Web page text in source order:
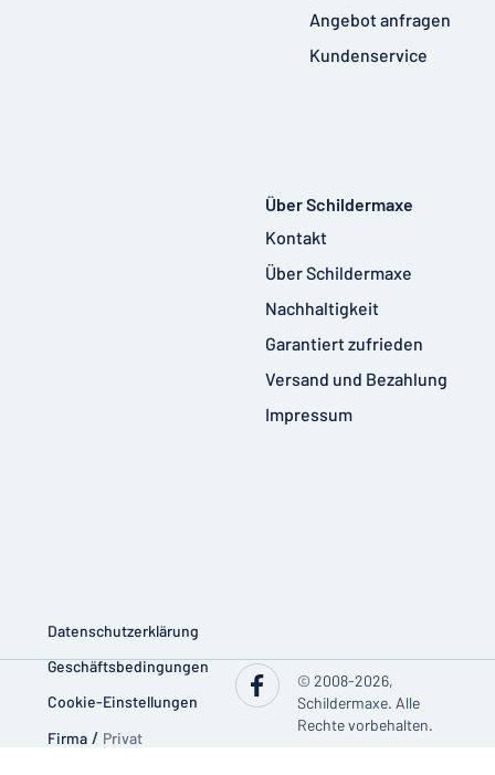
Angebot anfragen
Kundenservice
Über Schildermaxe
Kontakt
Über Schildermaxe
Nachhaltigkeit
Garantiert zufrieden
Versand und Bezahlung
Impressum
Datenschutzerklärung
Geschäftsbedingungen
Cookie-Einstellungen
Firma / Privat
© 2008-2026,
Schildermaxe. Alle
Rechte vorbehalten.